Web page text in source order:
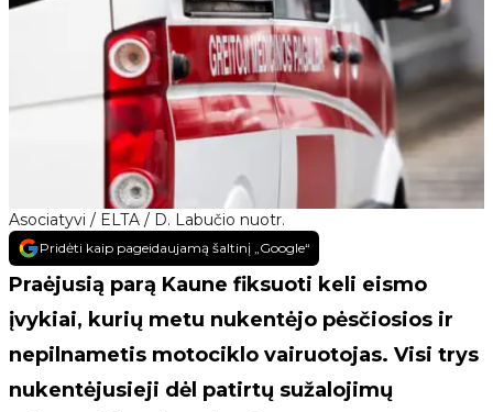
Asociatyvi / ELTA / D. Labučio nuotr.
Pridėti kaip pageidaujamą šaltinį „Google“
Praėjusią parą Kaune fiksuoti keli eismo
įvykiai, kurių metu nukentėjo pėsčiosios ir
nepilnametis motociklo vairuotojas. Visi trys
nukentėjusieji dėl patirtų sužalojimų